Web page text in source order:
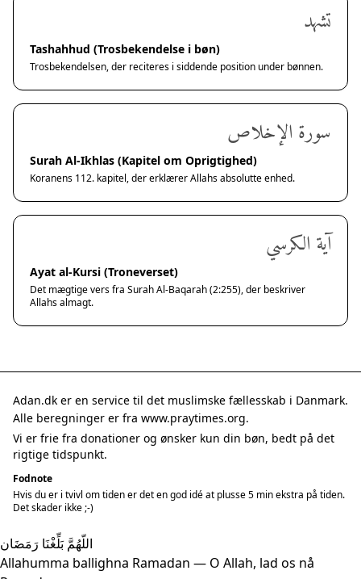
تشهد
Tashahhud (Trosbekendelse i bøn)
Trosbekendelsen, der reciteres i siddende position under bønnen.
سورة الإخلاص
Surah Al-Ikhlas (Kapitel om Oprigtighed)
Koranens 112. kapitel, der erklærer Allahs absolutte enhed.
آية الكرسي
Ayat al-Kursi (Troneverset)
Det mægtige vers fra Surah Al-Baqarah (2:255), der beskriver
Allahs almagt.
Adan.dk er en service til det muslimske fællesskab i Danmark.
Alle beregninger er fra www.praytimes.org.
Vi er frie fra donationer og ønsker kun din bøn, bedt på det
rigtige tidspunkt.
Fodnote
Hvis du er i tvivl om tiden er det en god idé at plusse 5 min ekstra på tiden.
Det skader ikke ;-)
اللّهُمَّ بَلِّغْنَا رَمَضَان
Allahumma ballighna Ramadan — O Allah, lad os nå